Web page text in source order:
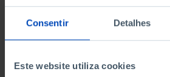
Consentir Detalhes
Este website utiliza cookies
DATA DE FIM